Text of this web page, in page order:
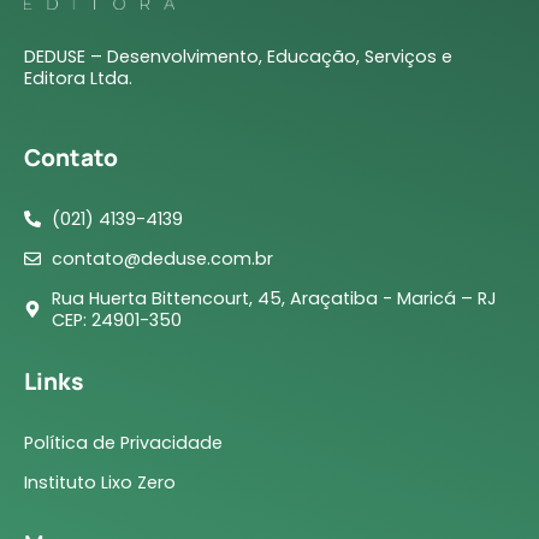
DEDUSE – Desenvolvimento, Educação, Serviços e
Editora Ltda.
Contato
(021) 4139-4139
contato@deduse.com.br
Rua Huerta Bittencourt, 45, Araçatiba - Maricá – RJ
CEP: 24901-350
Links
Política de Privacidade
Instituto Lixo Zero